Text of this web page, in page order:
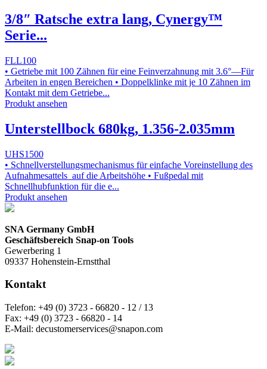
3/8″ Ratsche extra lang, Cynergy™
Serie...
FLL100
• Getriebe mit 100 Zähnen für eine Feinverzahnung mit 3.6°—Für
Arbeiten in engen Bereichen • Doppelklinke mit je 10 Zähnen im
Kontakt mit dem Getriebe...
Produkt ansehen
Unterstellbock 680kg, 1.356-2.035mm
UHS1500
• Schnellverstellungsmechanismus für einfache Voreinstellung des
Aufnahmesattels auf die Arbeitshöhe • Fußpedal mit
Schnellhubfunktion für die e...
Produkt ansehen
SNA Germany GmbH
Geschäftsbereich Snap-on Tools
Gewerbering 1
09337 Hohenstein-Ernstthal
Kontakt
Telefon: +49 (0) 3723 - 66820 - 12 / 13
Fax: +49 (0) 3723 - 66820 - 14
E-Mail: decustomerservices@snapon.com